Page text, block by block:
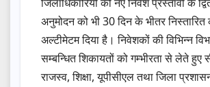
अनुमोदन को भी 30 दिन के भीतर
अल्टीमेटम दिया है। निवेशकों की विभिन्न
सम्बन्धित शिकायतों को गम्भीरता से लेते हुए
राजस्व, शिक्षा, यूपीसीएल तथा जिला